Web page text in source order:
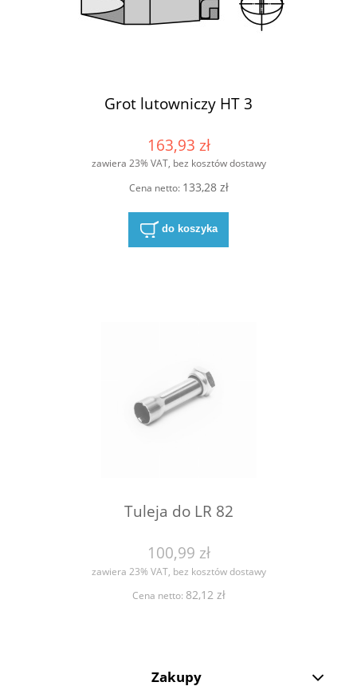
Grot lutowniczy HT 3
163,93 zł
zawiera 23% VAT, bez kosztów dostawy
Cena netto: 133,28 zł
do koszyka
Tuleja do LR 82
100,99 zł
zawiera 23% VAT, bez kosztów dostawy
Cena netto: 82,12 zł
Zakupy